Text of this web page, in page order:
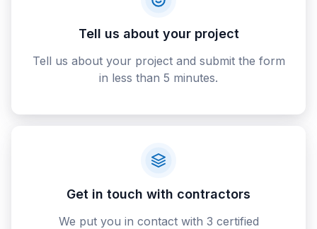
Tell us about your project
Tell us about your project and submit the form
in less than 5 minutes.
Get in touch with contractors
We put you in contact with 3 certified